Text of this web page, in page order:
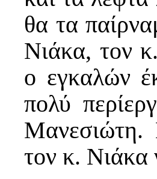
θα τα
Νιάκα, τον
ο εγκαλών
πολύ
Μανεσιώτη.
τον κ. Νιάκα